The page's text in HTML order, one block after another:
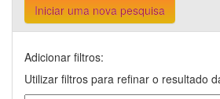
Iniciar uma nova pesquisa
Adicionar filtros:
Utilizar filtros para refinar o resultado